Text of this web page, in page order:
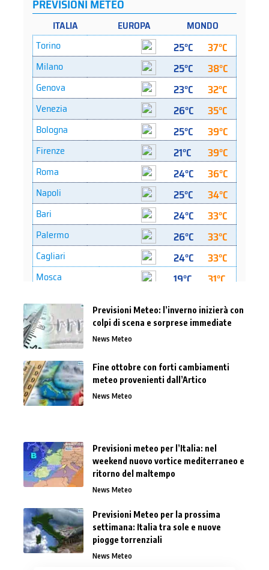
Previsioni Meteo: l’inverno inizierà con
colpi di scena e sorprese immediate
News Meteo
Fine ottobre con forti cambiamenti
meteo provenienti dall’Artico
News Meteo
Previsioni meteo per l’Italia: nel
weekend nuovo vortice mediterraneo e
ritorno del maltempo
News Meteo
Previsioni Meteo per la prossima
settimana: Italia tra sole e nuove
piogge torrenziali
News Meteo